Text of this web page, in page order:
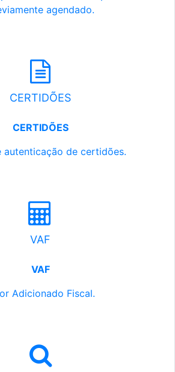
agendado.
CERTIDÕES
CERTIDÕES
autenticação de certidões.
VAF
VAF
Adicionado Fiscal.